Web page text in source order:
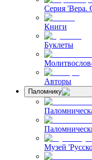
Серия 'Вера.
Книги
Буклеты
Авторы
Паломнику
Музей